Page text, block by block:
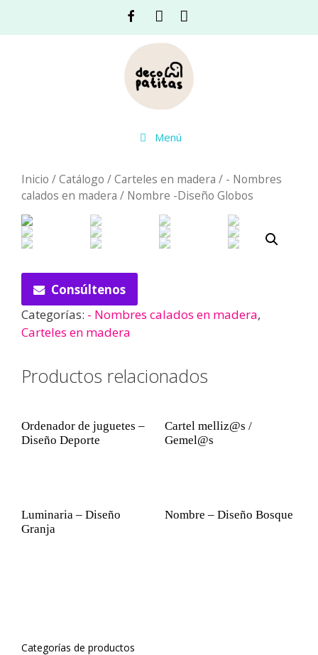
FacebookInstagram
Menú
Inicio /Catálogo /Carteles en madera / - Nombres
calados en madera / Nombre -Diseño Globos
Consúltenos
Categorías: - Nombres calados en madera,
Carteles en madera
Productos relacionados
Ordenador de juguetes –
Diseño Deporte
Cartel melliz@s /
Gemel@s
Luminaria – Diseño
Granja
Nombre – Diseño Bosque
Categorías de productos